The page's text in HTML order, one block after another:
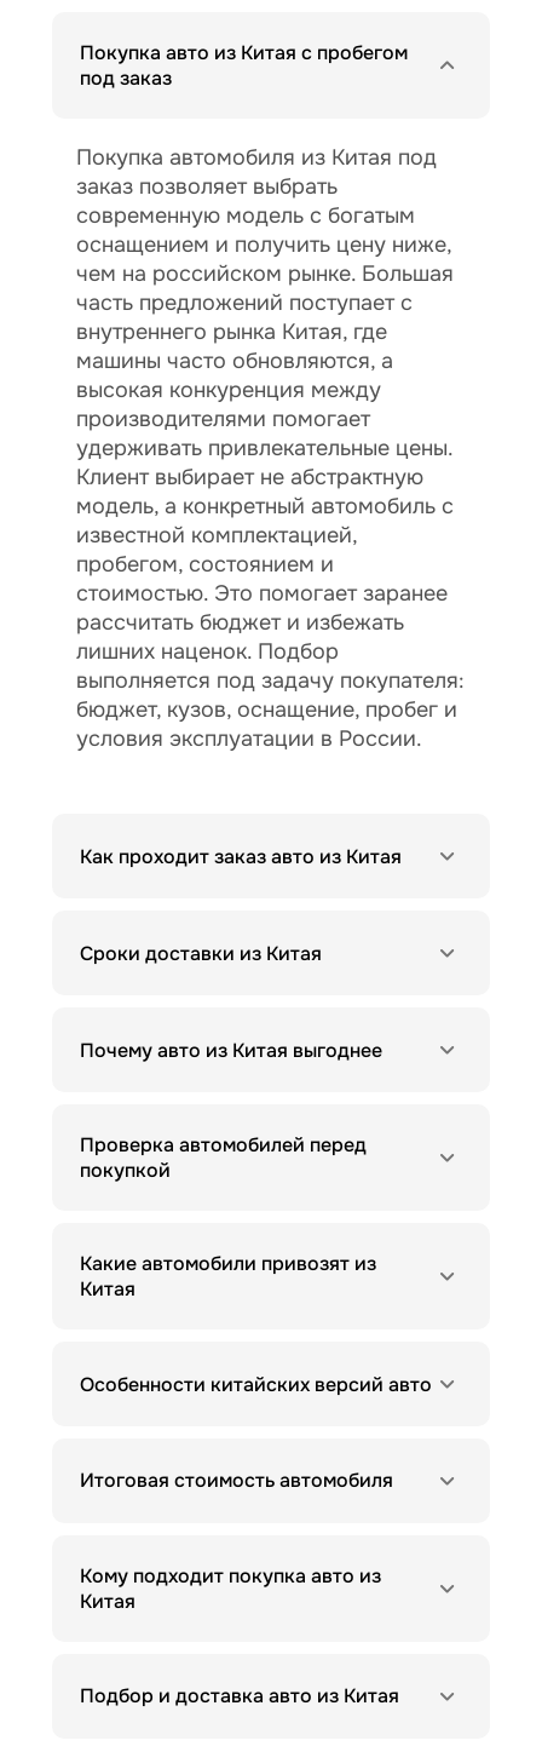
Покупка авто из Китая с пробегом
под заказ
Покупка автомобиля из Китая под
заказ позволяет выбрать
современную модель с богатым
оснащением и получить цену ниже,
чем на российском рынке. Большая
часть предложений поступает с
внутреннего рынка Китая, где
машины часто обновляются, а
высокая конкуренция между
производителями помогает
удерживать привлекательные цены.
Клиент выбирает не абстрактную
модель, а конкретный автомобиль с
известной комплектацией,
пробегом, состоянием и
стоимостью. Это помогает заранее
рассчитать бюджет и избежать
лишних наценок. Подбор
выполняется под задачу покупателя:
бюджет, кузов, оснащение, пробег и
условия эксплуатации в России.
Как проходит заказ авто из Китая
Сроки доставки из Китая
Почему авто из Китая выгоднее
Проверка автомобилей перед
покупкой
Какие автомобили привозят из
Китая
Особенности китайских версий авто
Итоговая стоимость автомобиля
Кому подходит покупка авто из
Китая
Подбор и доставка авто из Китая